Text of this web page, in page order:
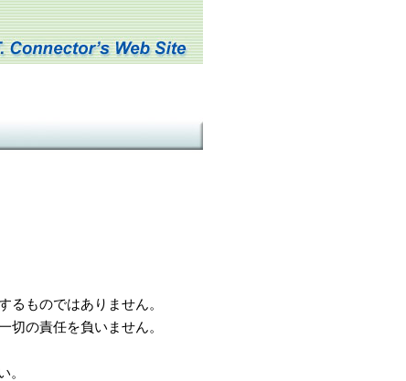
ものではありません。
の責任を負いません。
。